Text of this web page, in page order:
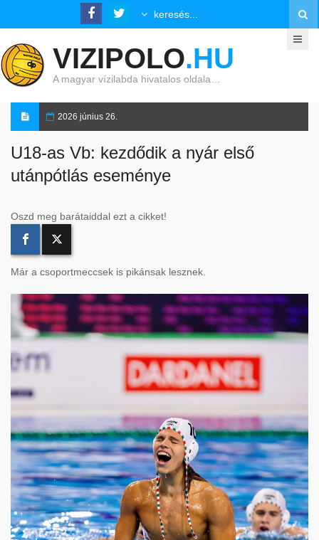
VIZIPOLO.HU
A magyar vízilabda hivatalos oldala…
2026 június 26.
U18-as Vb: kezdődik a nyár első
utánpótlás eseménye
Oszd meg barátaiddal ezt a cikket!
Már a csoportmeccsek is pikánsak lesznek.